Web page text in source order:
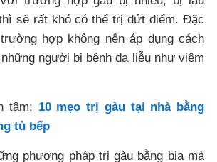
sẽ rất khó có thể trị dứt điểm. Đặc
hợp không nên áp dụng cách
người bị bệnh da liễu như viêm
tâm: 10 mẹo trị gàu tại nhà bằng
tủ bếp
phương pháp trị gàu bằng bia mà